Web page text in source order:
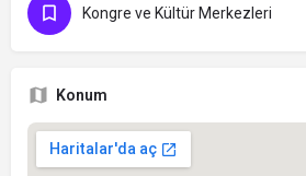
Kongre ve Kültür Merkezleri
Konum